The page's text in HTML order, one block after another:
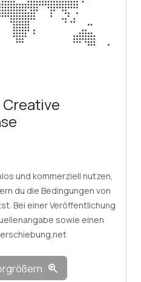
und kommerziell nutzen,
du die Bedingungen von
Bei einer Veröffentlichung
sowie einen
zoom_in